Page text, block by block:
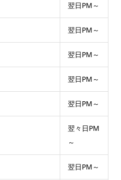
翌日PM～
翌日PM～
翌日PM～
翌日PM～
翌日PM～
翌々日PM
～
翌日PM～